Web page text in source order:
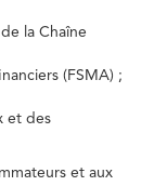
la Chaîne
(FSMA) ;
et des
et aux